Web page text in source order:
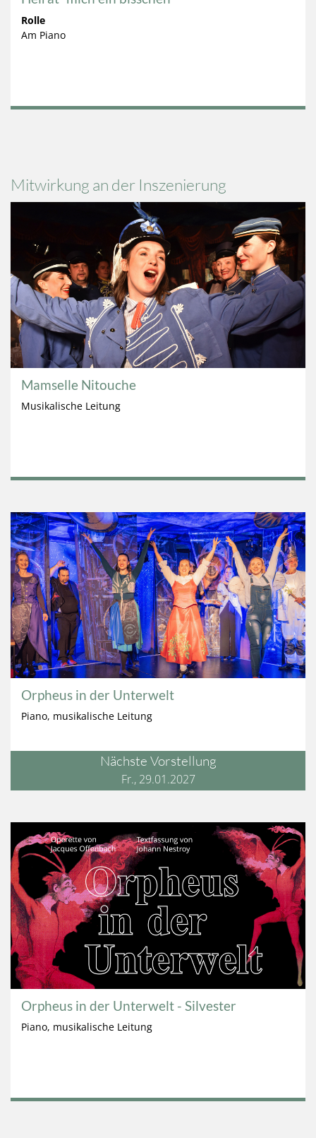
Rolle
Am Piano
Mitwirkung an der Inszenierung
Mamselle Nitouche
Musikalische Leitung
Orpheus in der Unterwelt
Piano, musikalische Leitung
Nächste Vorstellung
Fr., 29.01.2027
Orpheus in der Unterwelt - Silvester
Piano, musikalische Leitung